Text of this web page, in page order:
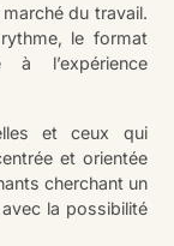
du travail.
le format
l’expérience
et ceux qui
et orientée
cherchant un
la possibilité